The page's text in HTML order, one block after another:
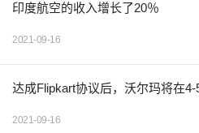
印度航空的收入增长了20％
2021-09-16
达成Flipkart协议后，沃尔玛将在
2021-09-16